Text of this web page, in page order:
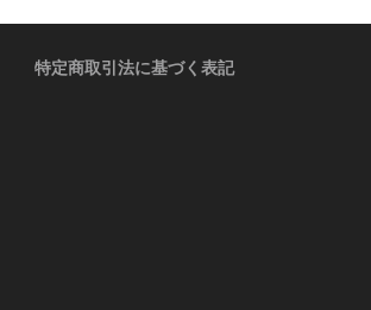
特定商取引法に基づく表記